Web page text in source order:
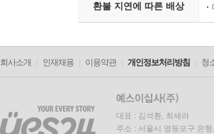
환불 지연에 따른 배상
회사소개 인재채용 이용약관 개인정보처리방침 청
대표 : 김석환, 최세라
주소 : 서울시 영등포구 은